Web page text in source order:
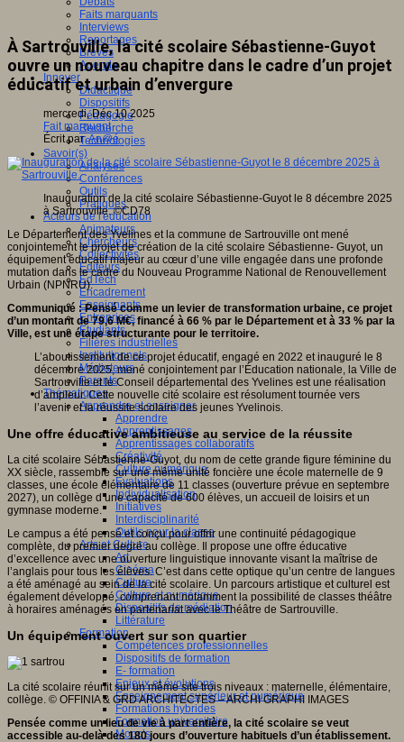
Faits marquants
Interviews
Reportages
Brèves
Agenda
Innover
Didactique
Dispositifs
Pédagogie
Recherche
Technologies
Savoir(s)
Analyses
Conférences
Outils
Pratiques
Acteurs de l'éducation
Animateurs
Chercheurs
Collectivités
Editeurs
EdTech
Encadrement
Enseignants
Entreprises
Etudiants
Filières industrielles
Institutionnels
Médiateurs
Parents
Thématiques
Apprendre et enseigner
Apprendre
Apprentissages
Apprentissages collaboratifs
Créativité
Culture numérique
Evaluations
Individualisation
Initiatives
Interdisciplinarité
Outils pour la classe
Arts et Culture
Art
Cinéma
Culture
Culture et numérique
Dispositifs de médiation
Littérature
Formation
Compétences professionnelles
Dispositifs de formation
E- formation
Enjeux et évolutions
Enseignement supérieur et numérique
Formations hybrides
Formation universitaire
Mooc’s
À Sartrouville, la cité scolaire Sébastienne-Guyot
ouvre un nouveau chapitre dans le cadre d’un projet
éducatif et urbain d’envergure
mercredi, Déc 10 2025
Fait marquant
Écrit parAn@é
Inauguration de la cité scolaire Sébastienne-Guyot le 8 décembre 2025
à Sartrouville.©CD78
Le Département des Yvelines et la commune de Sartrouville ont mené
conjointement le projet de création de la cité scolaire Sébastienne- Guyot, un
équipement éducatif majeur au cœur d’une ville engagée dans une profonde
mutation dans le cadre du Nouveau Programme National de Renouvellement
Urbain (NPNRU).
Communiqué : Pensé comme un levier de transformation urbaine, ce projet
d’un montant de 79,6 M€, financé à 66 % par le Département et à 33 % par la
Ville, est une étape structurante pour le territoire.
L’aboutissement de ce projet éducatif, engagé en 2022 et inauguré le 8
décembre 2025, mené conjointement par l’Éducation nationale, la Ville de
Sartrouville et le Conseil départemental des Yvelines est une réalisation
d’ampleur. Cette nouvelle cité scolaire est résolument tournée vers
l’avenir et la réussite scolaire des jeunes Yvelinois.
Une offre éducative ambitieuse au service de la réussite
La cité scolaire Sébastienne-Guyot, du nom de cette grande figure féminine du
XX siècle, rassemble sur une même unité foncière une école maternelle de 9
classes, une école élémentaire de 11 classes (ouverture prévue en septembre
2027), un collège d’une capacité de 600 élèves, un accueil de loisirs et un
gymnase moderne.
Le campus a été pensé et conçu pour offrir une continuité pédagogique
complète, du premier degré au collège. Il propose une offre éducative
d’excellence avec une ouverture linguistique innovante visant la maîtrise de
l’anglais pour tous les élèves. C’est dans cette optique qu’un centre de langues
a été aménagé au sein de la cité scolaire. Un parcours artistique et culturel est
également développé, comprenant notamment la possibilité de classes théâtre
à horaires aménagés en partenariat avec le Théâtre de Sartrouville.
Un équipement ouvert sur son quartier
La cité scolaire réunit sur un même site trois niveaux : maternelle, élémentaire,
collège. © OFFINIA & GRD ARCHITECTES – ARCHI GRAPHI IMAGES
Pensée comme un lieu de vie à part entière, la cité scolaire se veut
accessible au-delà des 180 jours d’ouverture habituels d’un établissement.